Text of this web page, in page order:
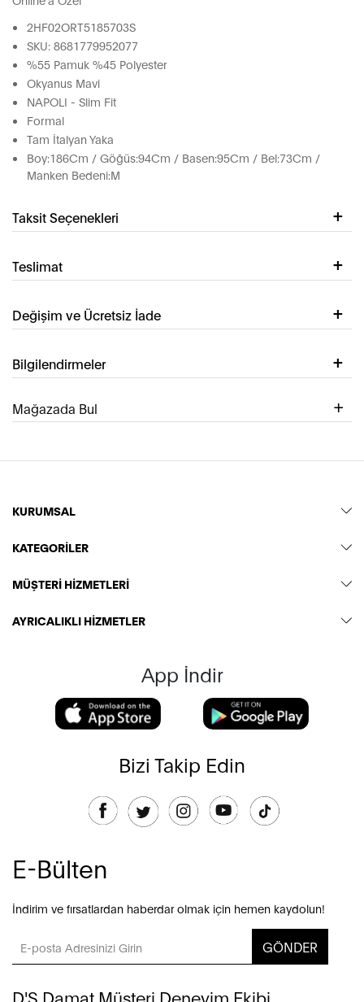
2HF02ORT5185703S
SKU: 8681779952077
%55 Pamuk %45 Polyester
Okyanus Mavi
NAPOLI - Slim Fit
Formal
Tam İtalyan Yaka
Boy:186Cm / Göğüs:94Cm / Basen:95Cm / Bel:73Cm /
Manken Bedeni:M
Taksit Seçenekleri
Teslimat
Değişim ve Ücretsiz İade
Bilgilendirmeler
Mağazada Bul
KURUMSAL
KATEGORİLER
MÜŞTERİ HİZMETLERİ
AYRICALIKLI HİZMETLER
App İndir
Bizi Takip Edin
E-Bülten
İndirim ve fırsatlardan haberdar olmak için hemen kaydolun!
GÖNDER
D'S Damat Müşteri Deneyim Ekibi